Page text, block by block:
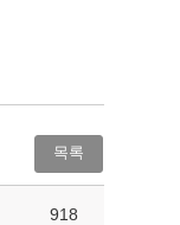
목록
918